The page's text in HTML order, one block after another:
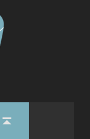
Back to top ↑